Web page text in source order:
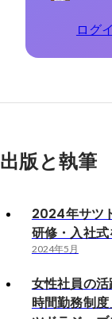
ログ
出版と執筆
2024年サツ
研修・入社式
2024年5月
女性社員の
時間勤務制